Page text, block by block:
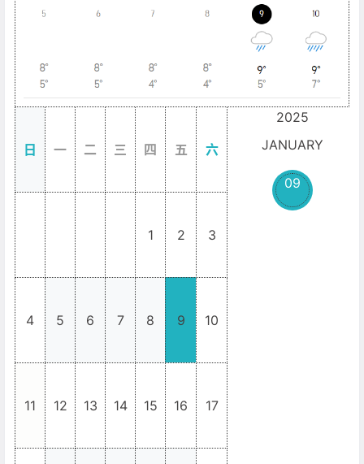
日 一 二 三 四 五 六
1 2 3
4 5 6 7 8 9 10
11 12 13 14 15 16 17
2025
JANUARY
09